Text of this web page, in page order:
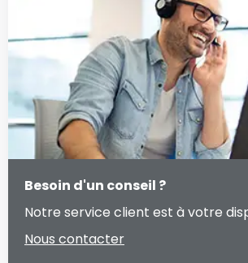
Besoin d'un conseil ?
Notre service client est à votre
Nous contacter